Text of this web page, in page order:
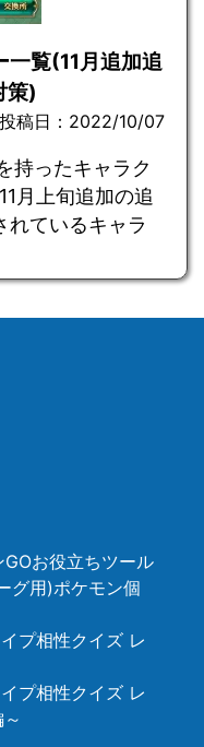
一覧(11月追加追
策)
投稿日：2022/10/07
持ったキャラク
月上旬追加の追
れているキャラ
お役立ちツール
グ用)ポケモン個
プ相性クイズ レ
プ相性クイズ レ